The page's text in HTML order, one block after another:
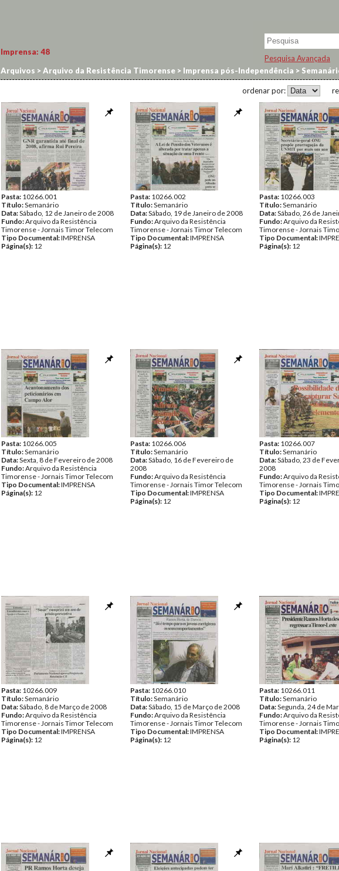
Pesquisa Avançada
Imprensa: 48
Arquivos >Arquivo da Resistência Timorense > Imprensa pós-Independência >
ordenar por:
Pasta: 10266.001
Título:Semanário
Data:Sábado, 12 de Janeiro de 2008
Fundo:Arquivo da Resistência
Timorense - Jornais Timor Telecom
Tipo Documental:IMPRENSA
Página(s): 12
Pasta: 10266.002
Título:Semanário
Data:Sábado, 19 de Janeiro de 2008
Fundo:Arquivo da Resistência
Timorense - Jornais Timor Telecom
Tipo Documental:IMPRENSA
Página(s): 12
Pasta: 10266.003
Título:Semanário
Data:Sábado, 26 de
Fundo:Arquivo da
Timorense - Jornais
Tipo Documental:
Página(s): 12
Pasta: 10266.005
Título:Semanário
Data:Sexta, 8 de Fevereiro de 2008
Fundo:Arquivo da Resistência
Timorense - Jornais Timor Telecom
Tipo Documental:IMPRENSA
Página(s): 12
Pasta: 10266.006
Título:Semanário
Data:Sábado, 16 de Fevereiro de
2008
Fundo:Arquivo da Resistência
Timorense - Jornais Timor Telecom
Tipo Documental:IMPRENSA
Página(s): 12
Pasta: 10266.007
Título:Semanário
Data:Sábado, 23 de
2008
Fundo:Arquivo da
Timorense - Jornais
Tipo Documental:
Página(s): 12
Pasta: 10266.009
Título:Semanário
Data:Sábado, 8 de Março de 2008
Fundo:Arquivo da Resistência
Timorense - Jornais Timor Telecom
Tipo Documental:IMPRENSA
Página(s): 12
Pasta: 10266.010
Título:Semanário
Data:Sábado, 15 de Março de 2008
Fundo:Arquivo da Resistência
Timorense - Jornais Timor Telecom
Tipo Documental:IMPRENSA
Página(s): 12
Pasta: 10266.011
Título:Semanário
Data:Segunda, 24 de
Fundo:Arquivo da
Timorense - Jornais
Tipo Documental:
Página(s): 12